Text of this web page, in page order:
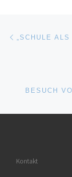
BESUCH
Kontakt